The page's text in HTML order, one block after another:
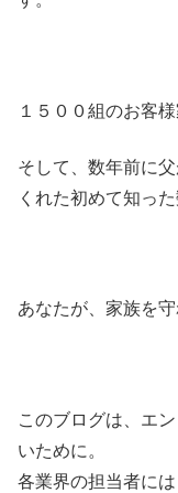
１５００組のお客
そして、数年前に
くれた初めて知っ
あなたが、家族を
このブログは、エ
いために。
各業界の担当者に